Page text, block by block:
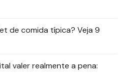
de comida típica? Veja 9
valer realmente a pena: